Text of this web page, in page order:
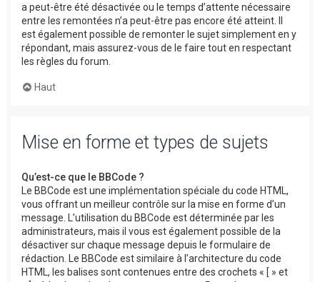
a peut-être été désactivée ou le temps d’attente nécessaire
entre les remontées n’a peut-être pas encore été atteint. Il
est également possible de remonter le sujet simplement en y
répondant, mais assurez-vous de le faire tout en respectant
les règles du forum.
Haut
Mise en forme et types de sujets
Qu’est-ce que le BBCode ?
Le BBCode est une implémentation spéciale du code HTML,
vous offrant un meilleur contrôle sur la mise en forme d’un
message. L’utilisation du BBCode est déterminée par les
administrateurs, mais il vous est également possible de la
désactiver sur chaque message depuis le formulaire de
rédaction. Le BBCode est similaire à l’architecture du code
HTML, les balises sont contenues entre des crochets « [ » et